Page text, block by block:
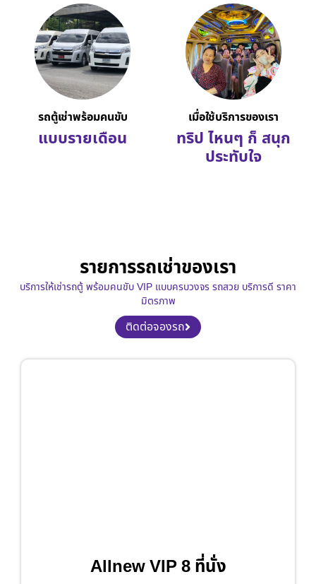
รถตู้เช่าพร้อมคนขับ
แบบรายเดือน
เมื่อใช้บริการของเรา
ทริป ไหนๆ ก็ สนุก
ประทับใจ
รายการรถเช่าของเรา
บริการให้เช่ารถตู้ พร้อมคนขับ VIP แบบครบวงจร รถสวย บริการดี ราคา
มิตรภาพ
ติดต่อจองรถ
Allnew VIP 8 ที่นั่ง